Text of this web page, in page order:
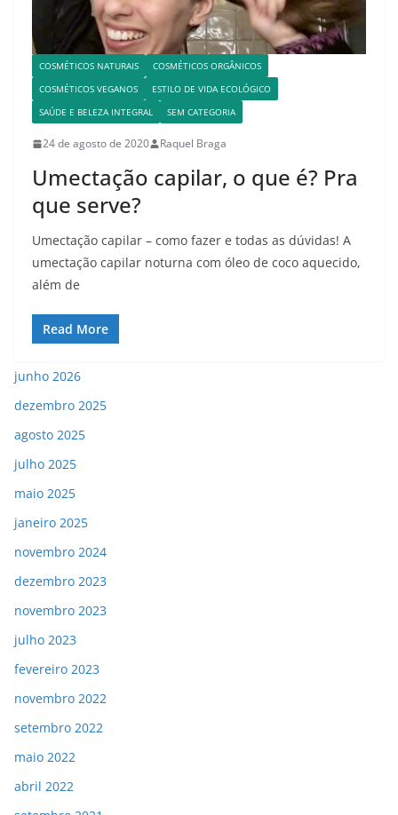
COSMÉTICOS NATURAIS
COSMÉTICOS ORGÂNICOS
COSMÉTICOS VEGANOS
ESTILO DE VIDA ECOLÓGICO
SAÚDE E BELEZA INTEGRAL
SEM CATEGORIA
24 de agosto de 2020 Raquel Braga
Umectação capilar, o que é? Pra
que serve?
Umectação capilar – como fazer e todas as dúvidas! A
umectação capilar noturna com óleo de coco aquecido,
além de
Read More
junho 2026
dezembro 2025
agosto 2025
julho 2025
maio 2025
janeiro 2025
novembro 2024
dezembro 2023
novembro 2023
julho 2023
fevereiro 2023
novembro 2022
setembro 2022
maio 2022
abril 2022